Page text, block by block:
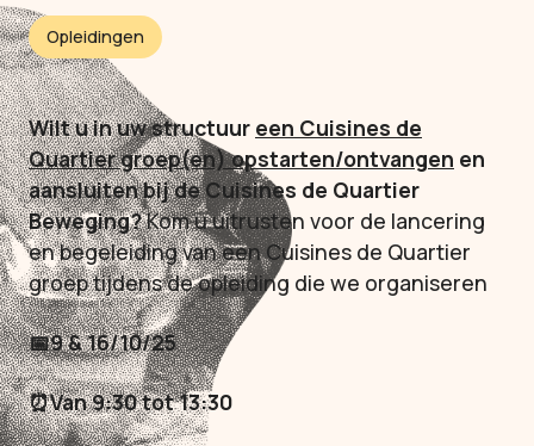
Opleidingen
Wilt u in uw structuur een Cuisines de
Quartier groep(en) opstarten/ontvangen en
aansluiten bij de Cuisines de Quartier
Beweging?Kom u uitrusten voor de lancering
en begeleiding van een Cuisines de Quartier
groep tijdens de opleiding die we organiseren
📅9 & 16/10/25
⏰Van 9:30 tot 13:30